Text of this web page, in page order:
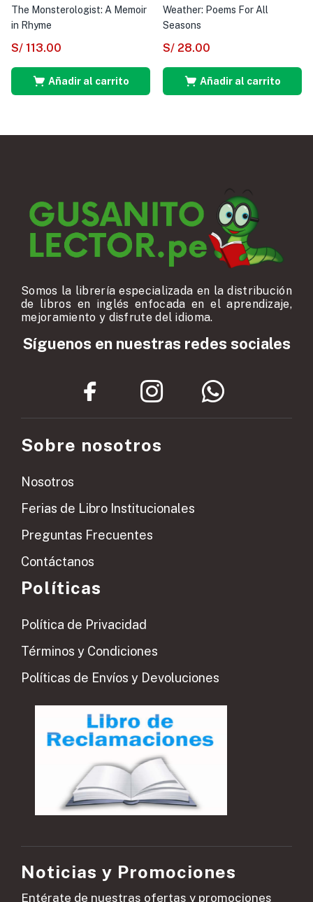
The Monsterologist: A Memoir
in Rhyme
S/ 113.00
Añadir al carrito
Weather: Poems For All
Seasons
S/ 28.00
Añadir al carrito
Somos la librería especializada en la distribución
de libros en inglés enfocada en el aprendizaje,
mejoramiento y disfrute del idioma.
Síguenos en nuestras redes sociales
Sobre nosotros
Nosotros
Ferias de Libro Institucionales
Preguntas Frecuentes
Contáctanos
Políticas
Política de Privacidad
Términos y Condiciones
Políticas de Envíos y Devoluciones
Noticias y Promociones
Entérate de nuestras ofertas y promociones